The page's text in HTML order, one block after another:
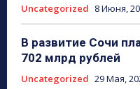
Uncategorized 8 Июня,
В развитие Сочи
702 млрд рублей
Uncategorized 29 Мая,